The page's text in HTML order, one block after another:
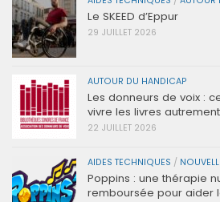
Le SKEED d’Eppur
29 JUILLET 2026
AUTOUR DU HANDICAP
Les donneurs de voix :
vivre les livres autrement
22 JUILLET 2026
AIDES TECHNIQUES /
Poppins : une thérapie
remboursée pour aider